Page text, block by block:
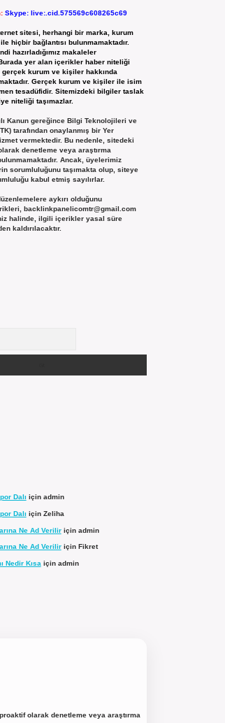
Skype: live:.cid.575569c608265c69
sitesi, herhangi bir marka, kurum
hiçbir bağlantısı bulunmamaktadır.
hazırladığımız makaleler
yer alan içerikler haber niteliği
gerçek kurum ve kişiler hakkında
Gerçek kurum ve kişiler ile isim
tesadüfidir. Sitemizdeki bilgiler taslak
niteliği taşımazlar.
Kanun gereğince Bilgi Teknolojileri ve
tarafından onaylanmış bir Yer
vermektedir. Bu nedenle, sitedeki
denetleme veya araştırma
Ancak, üyelerimiz
sorumluluğunu taşımakta olup, siteye
kabul etmiş sayılırlar.
aykırı olduğunu
backlinkpanelicomtr@gmail.com
halinde, ilgili içerikler yasal süre
kaldırılacaktır.
Dalı için admin
Dalı için Zeliha
Ne Ad Veriliriçin admin
Ne Ad Veriliriçin Fikret
Nedir Kısa için admin
olarak denetleme veya araştırma